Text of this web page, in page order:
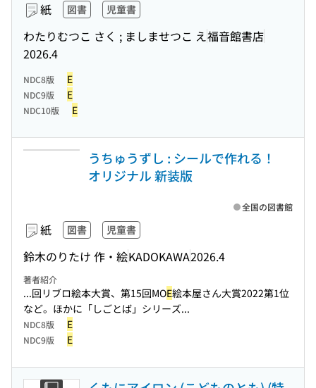
紙 図書 児童書
わたりむつこ さく ; ましませつこ え 福音館書店
2026.4
NDC8版 E
NDC9版 E
NDC10版 E
うちゅうずし : シールで作れる！
オリジナル 新装版
紙 図書 児童書
鈴木のりたけ 作・絵KADOKAWA2026.4
全国の図書館
著者紹介
...回リブロ絵本大賞、第15回MOE絵本屋さん大賞2022第1位
など。ほかに「しごとば」シリーズ...
NDC8版 E
NDC9版 E